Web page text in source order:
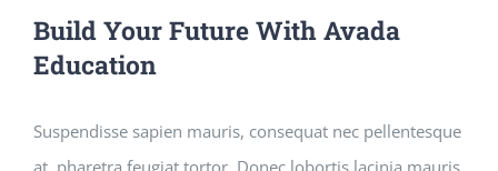
Build Your Future With Avada
Education
Suspendisse sapien mauris, consequat nec pellentesque
at, pharetra feugiat tortor. Donec lobortis lacinia mauris,